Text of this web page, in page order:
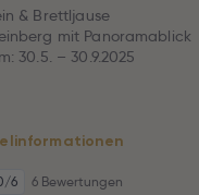
& Brettljause
mit Panoramablick
30.5. – 30.9.2025
/6 6 Bewertungen